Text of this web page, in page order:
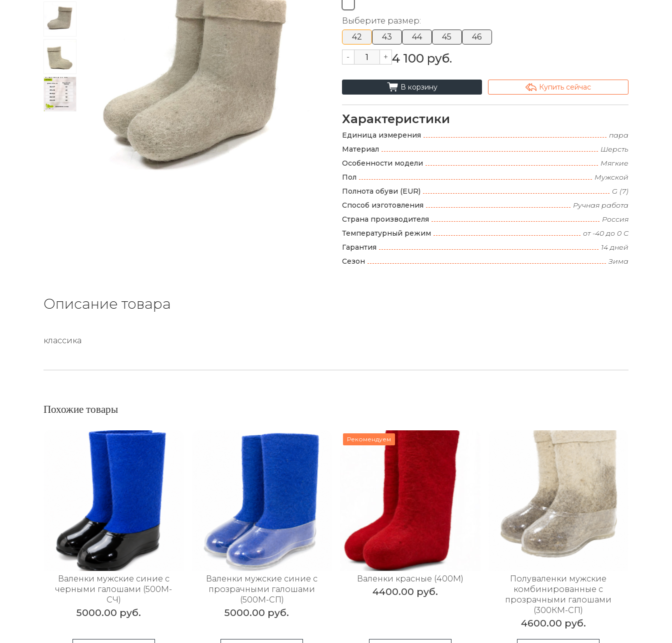
Выберите размер:
42
43 44 45 46
- + 4 100 руб.
cart_fill В корзину arrowshape_turn_up_left_2 Купить сейчас
Характеристики
Единица измерения
пара
Материал
Шерсть
Особенности модели
Мягкие
Пол
Мужской
Полнота обуви (EUR)
G (7)
Способ изготовления
Ручная работа
Страна производителя
Россия
Температурный режим
от -40 до 0 С
Гарантия
14 дней
Сезон
Зима
Описание товара
классика
Похожие товары
Валенки мужские синие с
черными галошами (500М-
СЧ)
5000.00 руб.
Валенки мужские синие с
прозрачными галошами
(500М-СП)
5000.00 руб.
Рекомендуем
Валенки красные (400М)
4400.00 руб.
Полуваленки мужские
комбинированные с
прозрачными галошами
(300КМ-СП)
4600.00 руб.